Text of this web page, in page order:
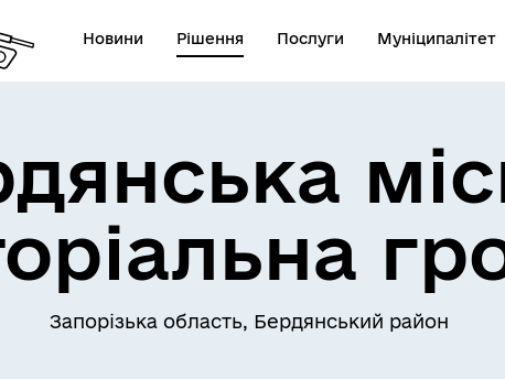
Новини Рішення Послуги Муніципалітет
Запорізька область, Бердянський район